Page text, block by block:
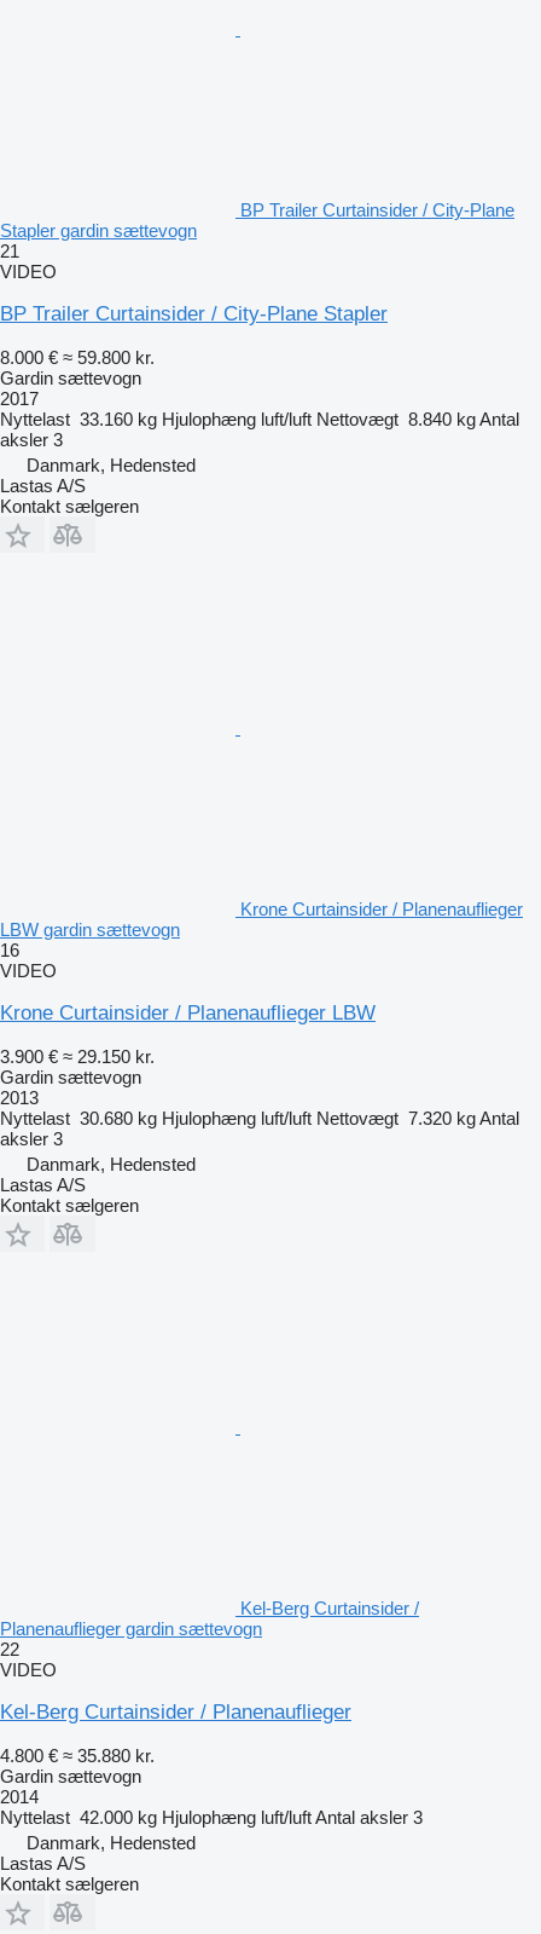
BP Trailer Curtainsider / City-Plane
Stapler gardin sættevogn
21
VIDEO
BP Trailer Curtainsider / City-Plane Stapler
8.000 € ≈ 59.800 kr.
Gardin sættevogn
2017
Nyttelast 33.160 kg Hjulophæng luft/luft Nettovægt 8.840 kgAntal
aksler 3
Danmark, Hedensted
Lastas A/S
Kontakt sælgeren
Krone Curtainsider / Planenauflieger
LBW gardin sættevogn
16
VIDEO
Krone Curtainsider / Planenauflieger LBW
3.900 € ≈ 29.150 kr.
Gardin sættevogn
2013
Nyttelast 30.680 kg Hjulophæng luft/luft Nettovægt 7.320 kgAntal
aksler 3
Danmark, Hedensted
Lastas A/S
Kontakt sælgeren
Kel-Berg Curtainsider /
Planenauflieger gardin sættevogn
22
VIDEO
Kel-Berg Curtainsider / Planenauflieger
4.800 € ≈ 35.880 kr.
Gardin sættevogn
2014
Nyttelast 42.000 kg Hjulophæng luft/luftAntal aksler 3
Danmark, Hedensted
Lastas A/S
Kontakt sælgeren